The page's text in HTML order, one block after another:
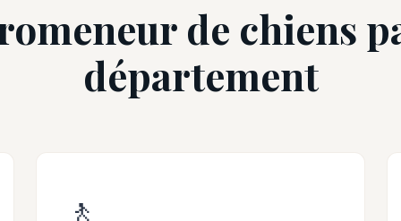
de chiens
département
🚶